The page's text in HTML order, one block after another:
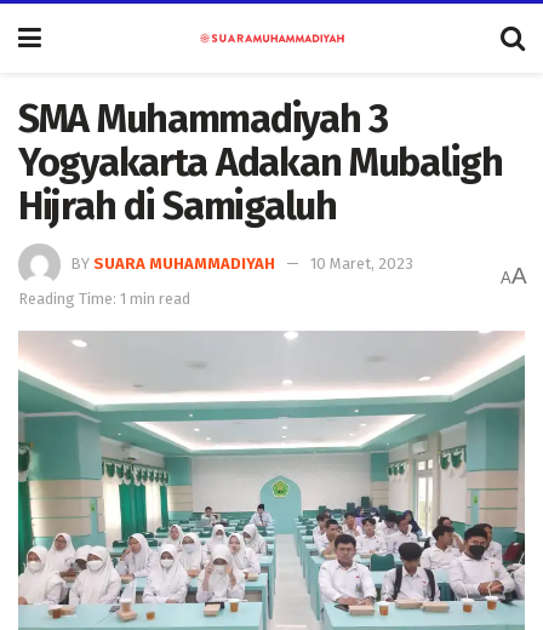
SMA Muhammadiyah 3
Yogyakarta Adakan Mubaligh
Hijrah di Samigaluh
BY SUARA MUHAMMADIYAH
10 Maret, 2023
Reading Time: 1 min read
AA